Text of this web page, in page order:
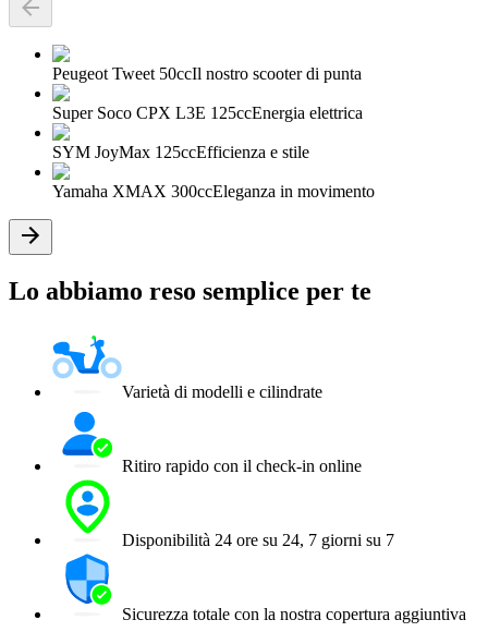
Peugeot Tweet 50ccIl nostro scooter di punta
Super Soco CPX L3E 125ccEnergia elettrica
SYM JoyMax 125ccEfficienza e stile
Yamaha XMAX 300ccEleganza in movimento
Lo abbiamo reso semplice per te
Varietà di modelli e cilindrate
Ritiro rapido con il check-in online
Disponibilità 24 ore su 24, 7 giorni su 7
Sicurezza totale con la nostra copertura aggiuntiva